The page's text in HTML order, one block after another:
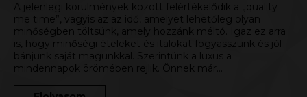
A jelenlegi körülmények között felértékelődik a „quality
me time”, vagyis az az idő, amelyet lehetőleg olyan
minőségben töltsünk, amely hozzánk méltó. Igaz ez arra
is, hogy minőségi ételeket és italokat fogyasszunk és jól
bánjunk saját magunkkal. Szerintünk a luxus a
mindennapok örömében rejlik. Önnek már…